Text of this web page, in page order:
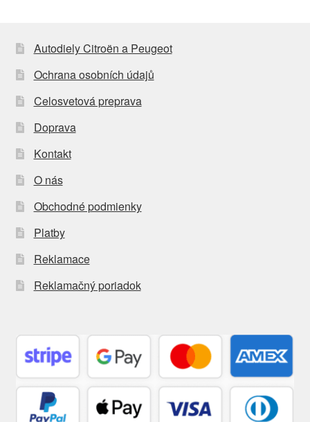
Autodiely Citroën a Peugeot
Ochrana osobních údajů
Celosvetová preprava
Doprava
Kontakt
O nás
Obchodné podmienky
Platby
Reklamace
Reklamačný poriadok